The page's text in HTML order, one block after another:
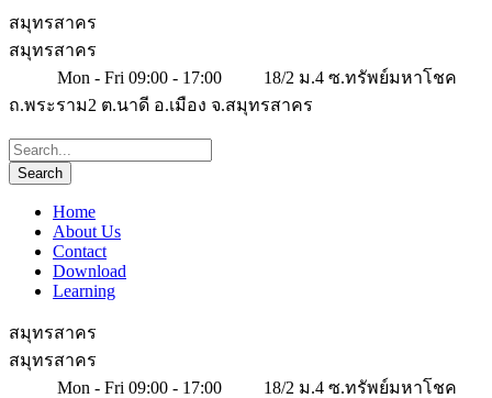
สมุทรสาคร
สมุทรสาคร
Mon - Fri 09:00 - 17:00
18/2 ม.4 ซ.ทรัพย์มหาโชค
ถ.พระราม2 ต.นาดี อ.เมือง จ.สมุทรสาคร
Home
About Us
Contact
Download
Learning
สมุทรสาคร
สมุทรสาคร
Mon - Fri 09:00 - 17:00
18/2 ม.4 ซ.ทรัพย์มหาโชค